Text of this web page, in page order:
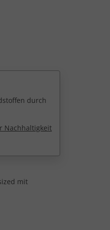
durch
Nachhaltigkeit
mit